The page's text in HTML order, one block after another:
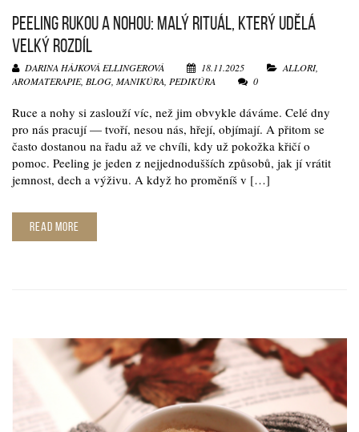
PEELING RUKOU A NOHOU: MALÝ RITUÁL, KTERÝ UDĚLÁ
VELKÝ ROZDÍL
DARINA HÁJKOVÁ ELLINGEROVÁ 18.11.2025 ALLORI,
AROMATERAPIE, BLOG MANIKÚRA PEDIKÚRA 0
Ruce a nohy si zaslouží víc, než jim obvykle dáváme. Celé dny
pro nás pracují — tvoří, nesou nás, hřejí, objímají. A přitom se
často dostanou na řadu až ve chvíli, kdy už pokožka křičí o
pomoc. Peeling je jeden z nejjednodušších způsobů, jak jí vrátit
jemnost, dech a výživu. A když ho proměníš v […]
READ MORE